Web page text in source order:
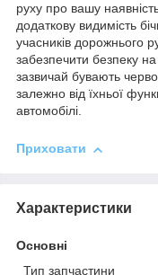
руху про вашу
додаткову видимість
учасників дорожнього
забезпечити безпеку на
зазвичай бувають
залежно від їхньої
автомобілі.
Приховати
Характеристики
Основні
Тип запчастини